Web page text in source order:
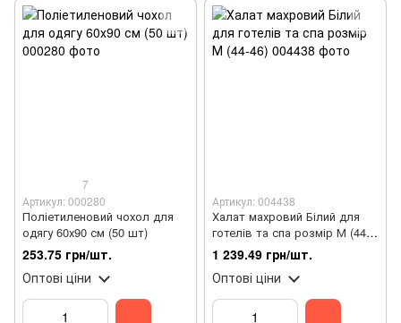
7
Артикул: 000280
Поліетиленовий чохол для
одягу 60х90 см (50 шт)
253.75 грн/шт.
Оптові ціни
Артикул: 004438
Халат махровий Білий для
готелів та спа розмір М (44-
46)
1 239.49 грн/шт.
Оптові ціни